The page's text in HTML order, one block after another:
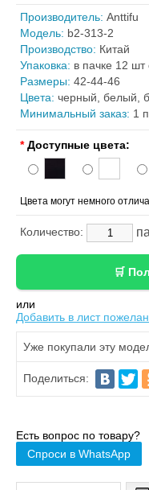
Производитель: Anttifu
Модель: b2-313-2
Производство: Китай
Упаковка: в пачке 12 шт
Размеры: 42-44-46
Цвета: черный, белый,
Минимальный заказ: 1
* Доступные цвета:
Цвета могут немного
Количество:
или
Добавить в лист
Уже покупали эту
Поделиться:
Есть вопрос по товару?
Спроси в WhatsApp